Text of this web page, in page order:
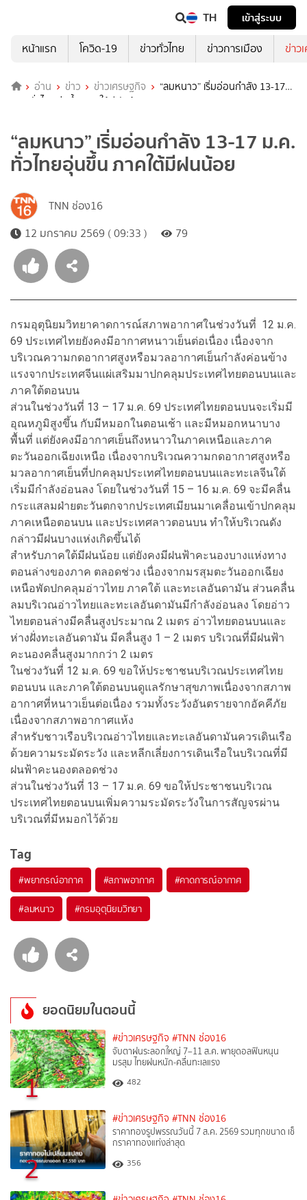
TH
เข้าสู่ระบบ
หน้าแรก
โควิด-19 ข่าวทั่วไทย ข่าวการเมือง ข่าว
อ่าน ข่าว ข่าวเศรษฐกิจ
“ลมหนาว” เริ่มอ่อนกำลัง 13-17
ม.ค. ทั่วไทยอุ่นขึ้น ภาคใต้มีฝนน้อย
“ลมหนาว” เริ่มอ่อนกำลัง 13-17 ม.ค.
ทั่วไทยอุ่นขึ้น ภาคใต้มีฝนน้อย
TNN ช่อง16
12 มกราคม 2569 ( 09:33 )
79
กรมอุตุนิยมวิทยาคาดการณ์สภาพอากาศในช่วงวันที่ 12 ม.ค.
69 ประเทศไทยยังคงมีอากาศหนาวเย็นต่อเนื่อง เนื่องจาก
บริเวณความกดอากาศสูงหรือมวลอากาศเย็นกำลังค่อนข้าง
แรงจากประเทศจีนแผ่เสริมมาปกคลุมประเทศไทยตอนบนและ
ภาคใต้ตอนบน
ส่วนในช่วงวันที่ 13 – 17 ม.ค. 69 ประเทศไทยตอนบนจะเริ่มมี
อุณหภูมิสูงขึ้น กับมีหมอกในตอนเช้า และมีหมอกหนาบาง
พื้นที่ แต่ยังคงมีอากาศเย็นถึงหนาวในภาคเหนือและภาค
ตะวันออกเฉียงเหนือ เนื่องจากบริเวณความกดอากาศสูงหรือ
มวลอากาศเย็นที่ปกคลุมประเทศไทยตอนบนและทะเลจีนใต้
เริ่มมีกำลังอ่อนลง โดยในช่วงวันที่ 15 – 16 ม.ค. 69 จะมีคลื่น
กระแสลมฝ่ายตะวันตกจากประเทศเมียนมาเคลื่อนเข้าปกคลุม
ภาคเหนือตอนบน และประเทศลาวตอนบน ทำให้บริเวณดัง
กล่าวมีฝนบางแห่งเกิดขึ้นได้
สำหรับภาคใต้มีฝนน้อย แต่ยังคงมีฝนฟ้าคะนองบางแห่งทาง
ตอนล่างของภาค ตลอดช่วง เนื่องจากมรสุมตะวันออกเฉียง
เหนือพัดปกคลุมอ่าวไทย ภาคใต้ และทะเลอันดามัน ส่วนคลื่น
ลมบริเวณอ่าวไทยและทะเลอันดามันมีกำลังอ่อนลง โดยอ่าว
ไทยตอนล่างมีคลื่นสูงประมาณ 2 เมตร อ่าวไทยตอนบนและ
ห่างฝั่งทะเลอันดามัน มีคลื่นสูง 1 – 2 เมตร บริเวณที่มีฝนฟ้า
คะนองคลื่นสูงมากกว่า 2 เมตร
ในช่วงวันที่ 12 ม.ค. 69 ขอให้ประชาชนบริเวณประเทศไทย
ตอนบน และภาคใต้ตอนบนดูแลรักษาสุขภาพเนื่องจากสภาพ
อากาศที่หนาวเย็นต่อเนื่อง รวมทั้งระวังอันตรายจากอัคคีภัย
เนื่องจากสภาพอากาศแห้ง
สำหรับชาวเรือบริเวณอ่าวไทยและทะเลอันดามันควรเดินเรือ
ด้วยความระมัดระวัง และหลีกเลี่ยงการเดินเรือในบริเวณที่มี
ฝนฟ้าคะนองตลอดช่วง
ส่วนในช่วงวันที่ 13 – 17 ม.ค. 69 ขอให้ประชาชนบริเวณ
ประเทศไทยตอนบนเพิ่มความระมัดระวังในการสัญจรผ่าน
บริเวณที่มีหมอกไว้ด้วย
Tag
#พยากรณ์อากาศ #สภาพอากาศ #คาดการณ์อากาศ
#ลมหนาว #กรมอุตุนิยมวิทยา
ยอดนิยมในตอนนี้
1
#ข่าวเศรษฐกิจ #TNN ช่อง16
จับตาฝนระลอกใหญ่ 7–11 ส.ค. พายุดอลฟินหนุน
มรสุม ไทยฝนหนัก-คลื่นทะเลแรง
482
2
#ข่าวเศรษฐกิจ #TNN ช่อง16
ราคาทองรูปพรรณวันนี้ 7 ส.ค. 2569 รวมทุกขนาด เช็
กราคาทองแท่งล่าสุด
356